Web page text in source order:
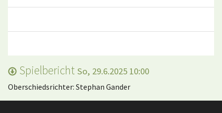
Spielbericht So, 29.6.2025 10:00
Oberschiedsrichter: Stephan Gander